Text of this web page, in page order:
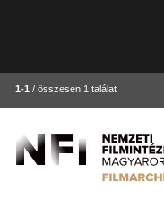
1-1 / összesen 1 találat